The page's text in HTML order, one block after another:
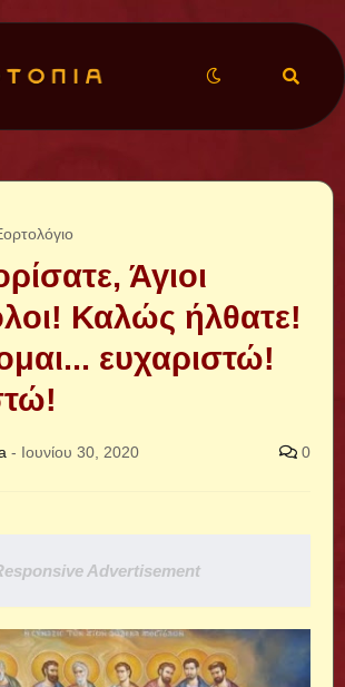
Άγιοι
Καλώς ήλθατε!
ευχαριστώ!
- Ιουνίου 30, 2020 0
Advertisement